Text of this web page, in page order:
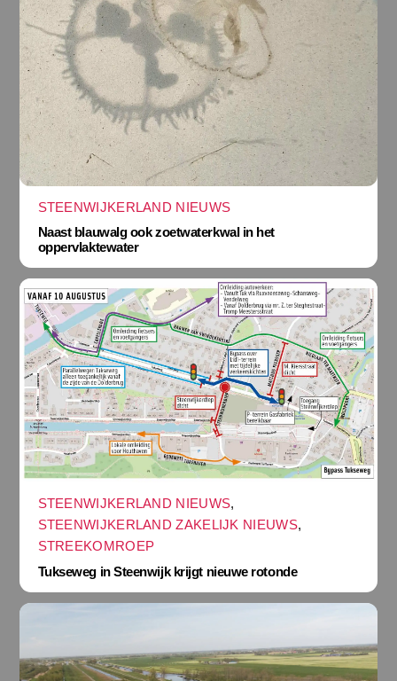
STEENWIJKERLAND NIEUWS
Naast blauwalg ook zoetwaterkwal in het
oppervlaktewater
STEENWIJKERLAND NIEUWS,
STEENWIJKERLAND ZAKELIJK NIEUWS,
STREEKOMROEP
Tukseweg in Steenwijk krijgt nieuwe rotonde